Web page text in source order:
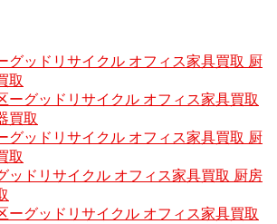
グッドリサイクル オフィス家具買取 厨
取
ーグッドリサイクル オフィス家具買取
買取
グッドリサイクル オフィス家具買取 厨
取
ッドリサイクル オフィス家具買取 厨房
ーグッドリサイクル オフィス家具買取